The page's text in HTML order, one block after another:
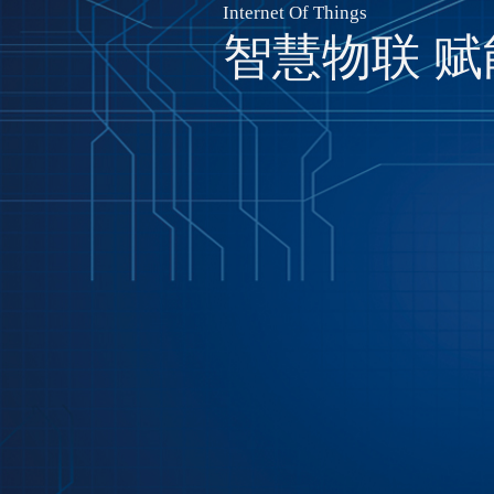
Internet Of Things
智慧物联